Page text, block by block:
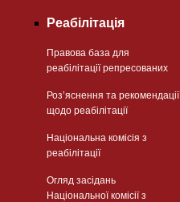
Реабілітація
Правова база для
реабілітації репресованих
Розʼяснення та рекомендації
щодо реабілітації
Національна комісія з
реабілітації
Огляд засідань
Національної комісії з